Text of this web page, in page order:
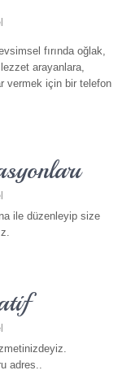
fırında oğlak,
arayanlara,
vermek için bir telefon
ile düzenleyip size
adres..